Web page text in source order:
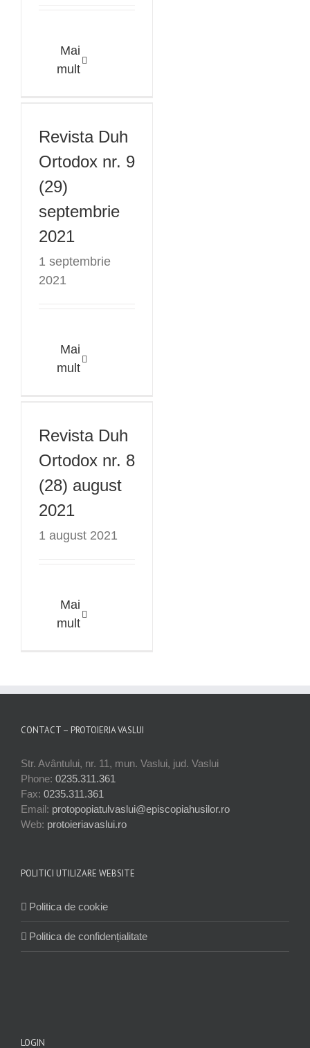
Mai
mult
Revista Duh
Ortodox nr. 9
septembrie
2021
Revista Duh
Ortodox nr. 9
(29)
septembrie
2021
1 septembrie
2021
Mai
mult
Revista Duh
2021
Revista Duh
Ortodox nr. 8
(28) august
2021
1 august 2021
Mai
mult
CONTACT – PROTOIERIA VASLUI
Str. Avântului, nr. 11, mun. Vaslui, jud. Vaslui
Phone: 0235.311.361
Fax: 0235.311.361
Email: protopopiatulvaslui@episcopiahusilor.ro
Web: protoieriavaslui.ro
POLITICI UTILIZARE WEBSITE
Politica de cookie
Politica de confidențialitate
LOGIN